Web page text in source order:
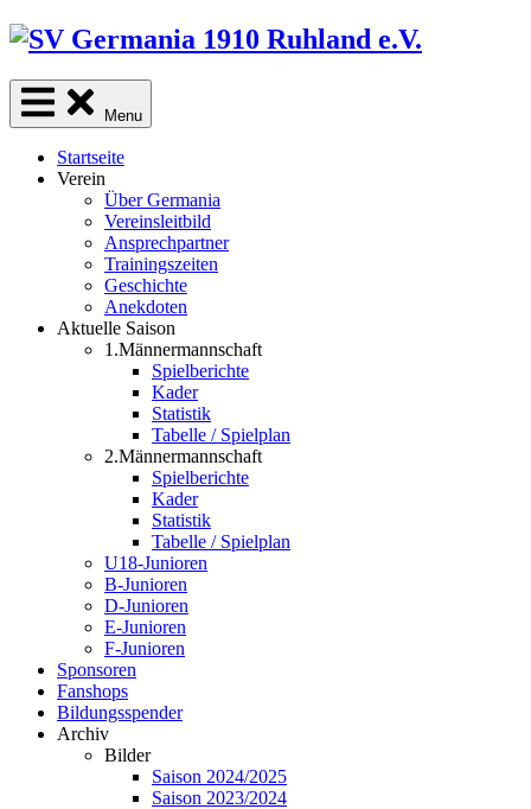
Skip
content
Menu
Startseite
Verein
Über Germania
Vereinsleitbild
Ansprechpartner
Trainingszeiten
Geschichte
Anekdoten
Aktuelle Saison
1.Männermannschaft
Spielberichte
Kader
Statistik
Tabelle / Spielplan
2.Männermannschaft
Spielberichte
Kader
Statistik
Tabelle / Spielplan
U18-Junioren
B-Junioren
D-Junioren
E-Junioren
F-Junioren
Sponsoren
Fanshops
Bildungsspender
Archiv
Bilder
Saison 2024/2025
Saison 2023/2024